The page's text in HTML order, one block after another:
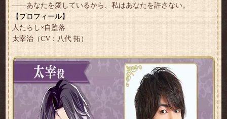
――あなたを愛しているから、私はあなたを許さない。
【プロフィール】
人たらし×自堕落
太宰治（CV：八代 拓）